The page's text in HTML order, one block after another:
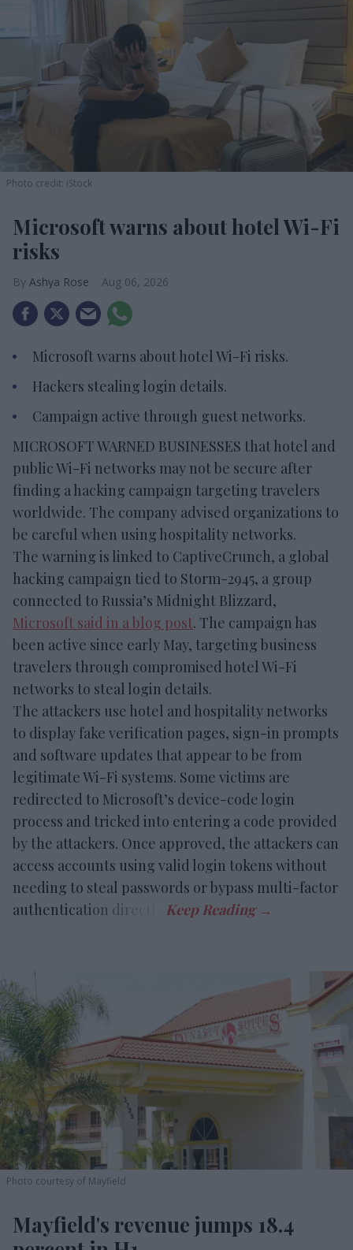
Photo credit: iStock
Microsoft warns about hotel Wi-Fi
risks
Ashya Rose Aug 06, 2026
Microsoft warns about hotel Wi-Fi risks.
Hackers stealing login details.
Campaign active through guest networks.
MICROSOFT WARNED BUSINESSES that hotel and
public Wi-Fi networks may not be secure after
finding a hacking campaign targeting travelers
worldwide. The company advised organizations to
be careful when using hospitality networks.
The warning is linked to CaptiveCrunch, a global
hacking campaign tied to Storm-2945, a group
connected to Russia’s Midnight Blizzard,
Microsoft said in a blog post. The campaign has
been active since early May, targeting business
travelers through compromised hotel Wi-Fi
networks to steal login details.
The attackers use hotel and hospitality networks
to display fake verification pages, sign-in prompts
and software updates that appear to be from
legitimate Wi-Fi systems. Some victims are
redirected to Microsoft’s device-code login
process and tricked into entering a code provided
by the attackers. Once approved, the attackers can
access accounts using valid login tokens without
needing to steal passwords or bypass multi-factor
authentication directly.
Photo courtesy of Mayfield
Mayfield's revenue jumps 18.4